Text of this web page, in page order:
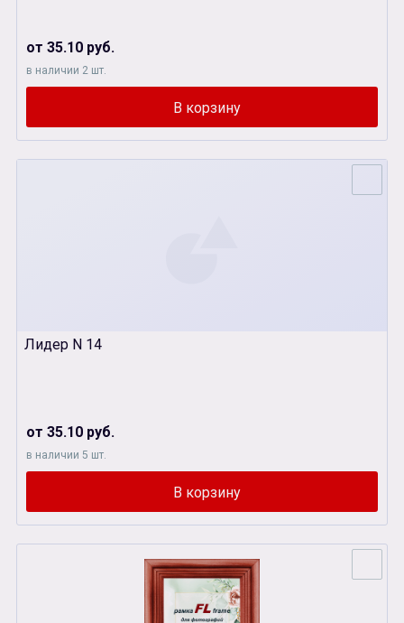
от 35.10 руб.
в наличии 2 шт.
Лидер N 14
от 35.10 руб.
в наличии 5 шт.